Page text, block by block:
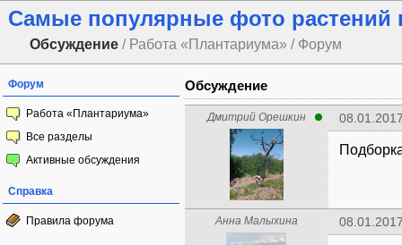
Самые популярные фото растений
Обсуждение / Работа «Плантариума» / Форум
Форум
Работа «Плантариума»
Все разделы
Активные обсуждения
Справка
Правила форума
Обсуждение
Дмитрий Орешкин
Анна Малыхина